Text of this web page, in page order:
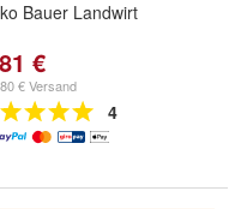
Bauer Landwirt
€
€ Versand
4